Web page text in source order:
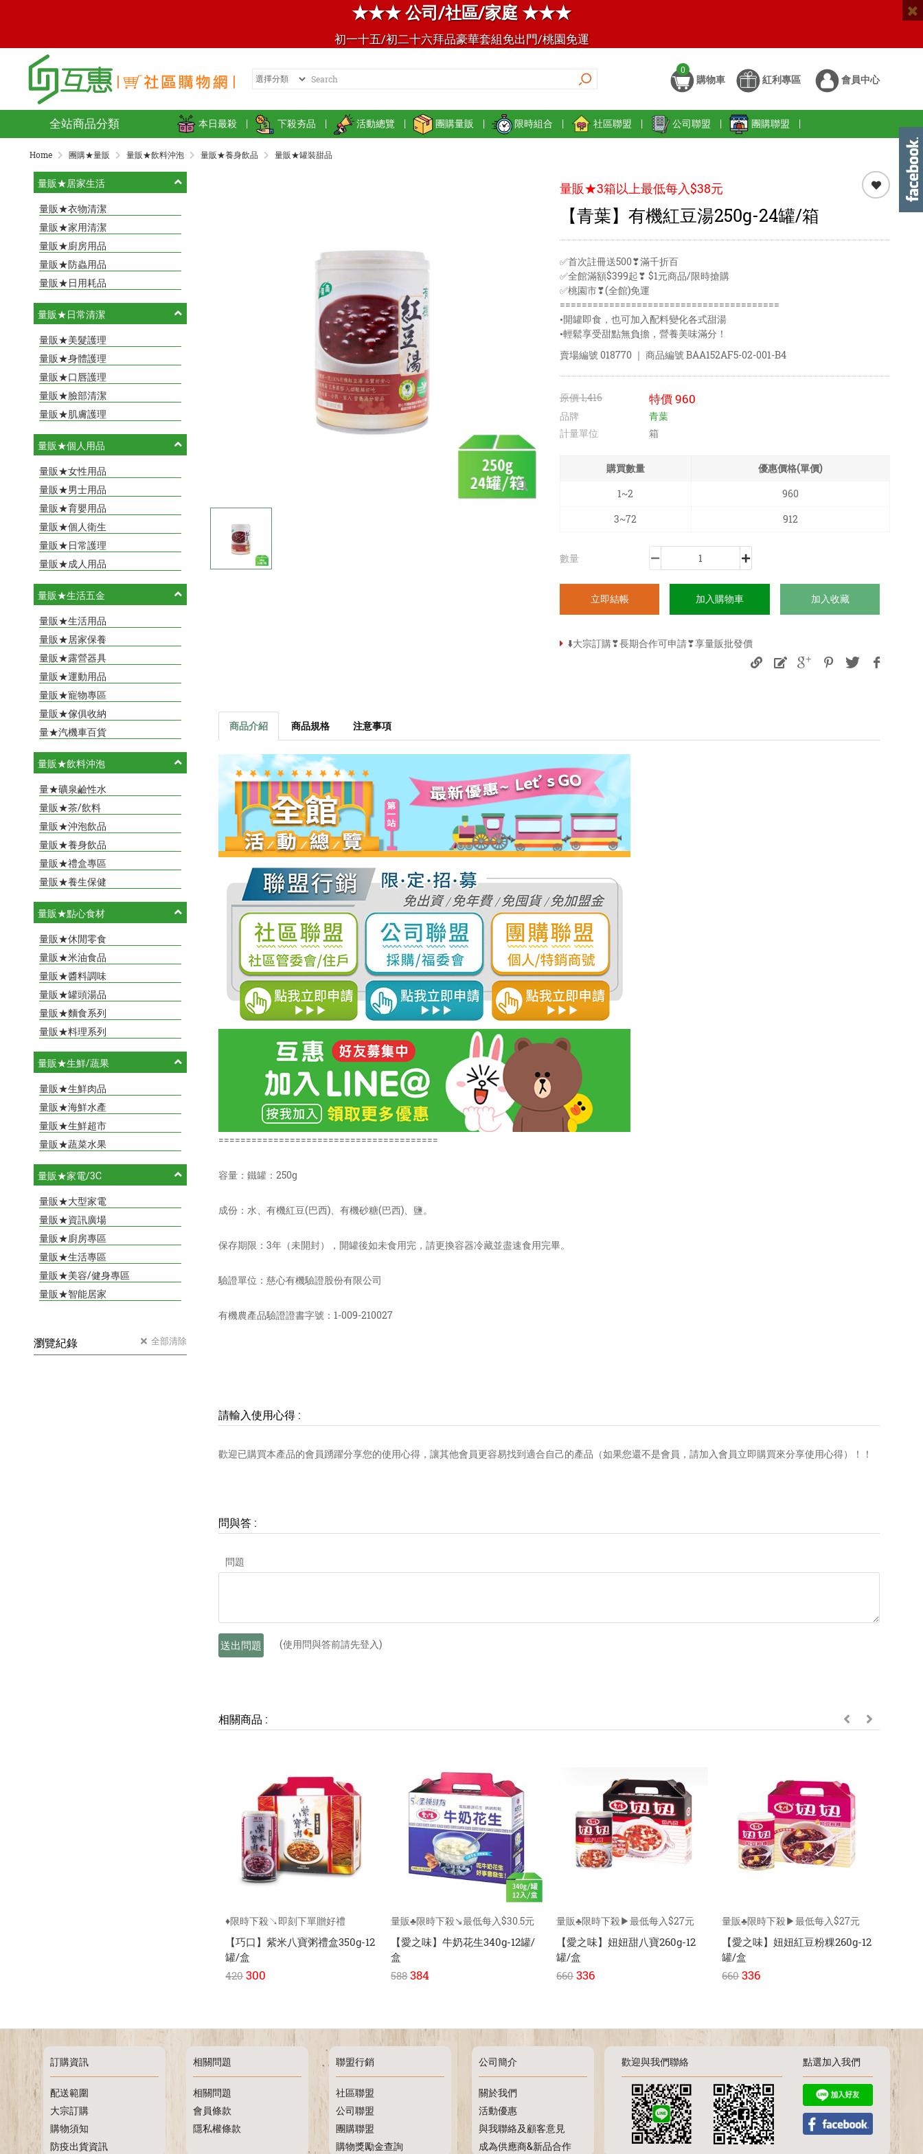
★★★ 公司/社區/家庭 ★★★
初一十五/初二十六拜品豪華套組免出門/桃園免運
0
購物車 紅利專區 會員中心
全站商品分類 本日最殺 | 下殺夯品 | 活動總覽 | 團購量販 | 限時組合 | 社區聯盟 | 公司聯盟 | 團購聯盟 |
Home 團購★量販 量販★飲料沖泡 量販★養身飲品 量販★罐裝甜品
量販★3箱以上最低每入$38元
【青葉】有機紅豆湯250g-24罐/箱
✅首次註冊送500❣滿千折百
✅全館滿額$399起❣ $1元商品/限時搶購
✅桃園市❣(全館)免運
========================================
•開罐即食，也可加入配料變化各式甜湯
•輕鬆享受甜點無負擔，營養美味滿分！
賣場編號018770｜ 商品編號BAA152AF5-02-001-B4
原價1,416 特價960
品牌
青葉
計量單位
箱
購買數量
優惠價格(單價)
1~2
960
3~72
912
數量
立即結帳 加入購物車 加入收藏
⬇️大宗訂購❣長期合作可申請❣享量販批發價
商品介紹 商品規格 注意事項
========================================
容量：鐵罐：250g
成份：水、有機紅豆(巴西)、有機砂糖(巴西)、鹽。
保存期限：3年（未開封），開罐後如未食用完，請更換容器冷藏並盡速食用完畢。
驗證單位：慈心有機驗證股份有限公司
有機農產品驗證證書字號：1-009-210027
請輸入使用心得 :
歡迎已購買本產品的會員踴躍分享您的使用心得，讓其他會員更容易找到適合自己的產品（如果您還不是會員，請加入會員立即購買來分享使用心得）！！
問與答 :
問題
送出問題 (使用問與答前請先登入)
相關商品 :
♦限時下殺↘即刻下單贈好禮
【巧口】紫米八寶粥禮盒350g-12
罐/盒
420 300
量販♣限時下殺↘️最低每入$30.5元
【愛之味】牛奶花生340g-12罐/
盒
588 384
量販♣限時下殺▶最低每入$27元
【愛之味】妞妞甜八寶260g-12
罐/盒
660 336
量販♣限時下殺▶最低每入$27元
【愛之味】妞妞紅豆粉粿260g-12
罐/盒
660 336
量販★居家生活
量販★衣物清潔
量販★家用清潔
量販★廚房用品
量販★防蟲用品
量販★日用耗品
量販★日常清潔
量販★美髮護理
量販★身體護理
量販★口唇護理
量販★臉部清潔
量販★肌膚護理
量販★個人用品
量販★女性用品
量販★男士用品
量販★育嬰用品
量販★個人衛生
量販★日常護理
量販★成人用品
量販★生活五金
量販★生活用品
量販★居家保養
量販★露營器具
量販★運動用品
量販★寵物專區
量販★傢俱收納
量★汽機車百貨
量販★飲料沖泡
量★礦泉鹼性水
量販★茶/飲料
量販★沖泡飲品
量販★養身飲品
量販★禮盒專區
量販★養生保健
量販★點心食材
量販★休閒零食
量販★米油食品
量販★醬料調味
量販★罐頭湯品
量販★麵食系列
量販★料理系列
量販★生鮮/蔬果
量販★生鮮肉品
量販★海鮮水產
量販★生鮮超市
量販★蔬菜水果
量販★家電/3C
量販★大型家電
量販★資訊廣場
量販★廚房專區
量販★生活專區
量販★美容/健身專區
量販★智能居家
瀏覽紀錄 全部清除
訂購資訊
配送範圍
大宗訂購
購物須知
防疫出貨資訊
相關問題
相關問題
會員條款
隱私權條款
聯盟行銷
社區聯盟
公司聯盟
團購聯盟
購物獎勵金查詢
公司簡介
關於我們
活動優惠
與我聯絡及顧客意見
成為供應商&新品合作
歡迎與我們聯絡 點選加入我們